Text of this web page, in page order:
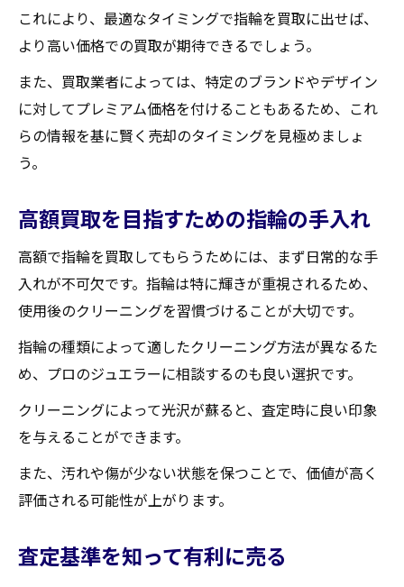
ク
専門家が見る指輪の本当の価値
査定士が重視するデザインと素材
高評価を得るためのプレゼン方法
査定額をアップさせるアクセサリーの使い
買取後のメンテナンスに関するアドバイス
プロが教える相場を見極めるテクニック
指輪買取を成功させるためのチェックリスト
買取前に確認するべき項目一覧
失敗を避けるための具体的な対策
査定時に質問すべき重要事項
買取後にやるべき手続きと確認
買取大吉セラビ白石店
これにより、最適なタイミングで指輪を買取に出せば、
より高い価格での買取が期待できるでしょう。
また、買取業者によっては、特定のブランドやデザイン
に対してプレミアム価格を付けることもあるため、これ
らの情報を基に賢く売却のタイミングを見極めましょ
う。
高額買取を目指すための指輪の手入れ
高額で指輪を買取してもらうためには、まず日常的な手
入れが不可欠です。指輪は特に輝きが重視されるため、
使用後のクリーニングを習慣づけることが大切です。
指輪の種類によって適したクリーニング方法が異なるた
め、プロのジュエラーに相談するのも良い選択です。
クリーニングによって光沢が蘇ると、査定時に良い印象
を与えることができます。
また、汚れや傷が少ない状態を保つことで、価値が高く
評価される可能性が上がります。
査定基準を知って有利に売る